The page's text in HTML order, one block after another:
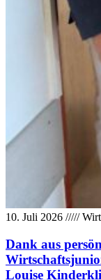
10. Juli 2026 /////
Dank aus
Louise